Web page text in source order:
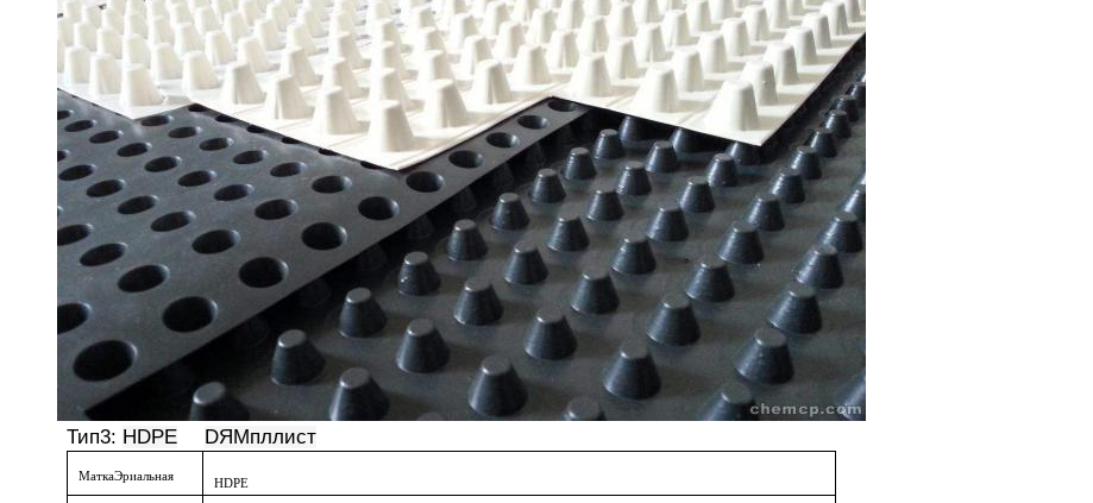
Тип3: HDPE DЯМпллист
МаткаЭриальная HDPE